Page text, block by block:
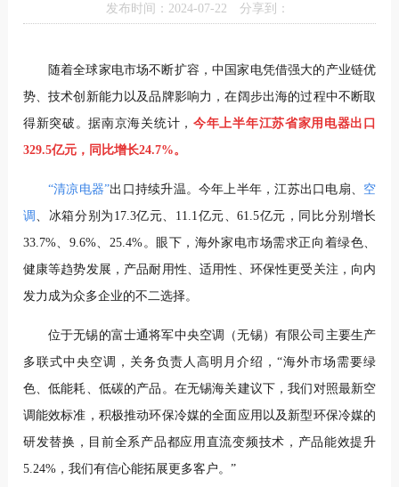
发布时间：2024-07-22 分享到：
随着全球家电市场不断扩容，中国家电凭借强大的产业链优
势、技术创新能力以及品牌影响力，在阔步出海的过程中不断取
得新突破。据南京海关统计， 今年上半年江苏省家用电器出口
329.5亿元，同比增长24.7%。
“清凉电器”出口持续升温。今年上半年，江苏出口电扇、 空
调
、冰箱分别为17.3亿元、11.1亿元、61.5亿元，同比分别增长
33.7%、9.6%、25.4%。眼下，海外家电市场需求正向着绿色、
健康等趋势发展，产品耐用性、适用性、环保性更受关注，向内
发力成为众多企业的不二选择。
位于无锡的富士通将军中央空调（无锡）有限公司主要生产
多联式中央空调，关务负责人高明月介绍，“海外市场需要绿
色、低能耗、低碳的产品。在无锡海关建议下，我们对照最新空
调能效标准，积极推动环保冷媒的全面应用以及新型环保冷媒的
研发替换，目前全系产品都应用直流变频技术，产品能效提升
5.24%，我们有信心能拓展更多客户。”